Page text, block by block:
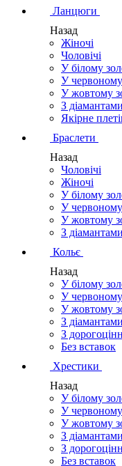
Ланцюги
Назад
Жіночі
Чоловічі
У білому
У червоному
У жовтому
З діамантами
Якірне
Браслети
Назад
Чоловічі
Жіночі
У білому
У червоному
У жовтому
З діамантами
Кольє
Назад
У білому
У червоному
У жовтому
З діамантами
З
Без вставок
Хрестики
Назад
У білому
У червоному
У жовтому
З діамантами
З
Без вставок